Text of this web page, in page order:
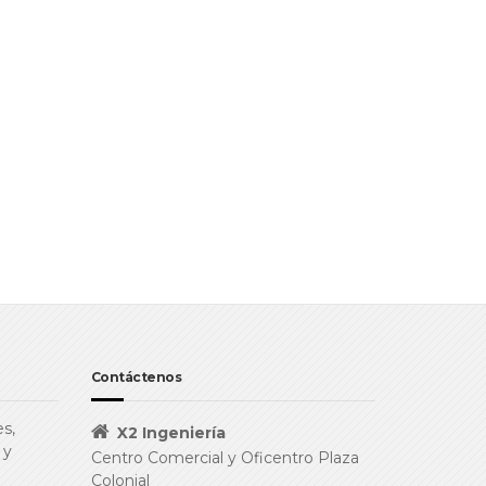
y
Contáctenos
X2 Ingeniería
Centro Comercial y Oficentro Plaza
Colonial